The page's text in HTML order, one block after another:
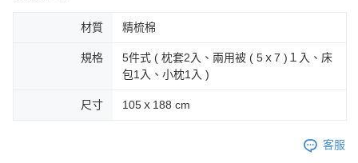
材質 精梳棉
規格
5件式 ( 枕套2入、兩用被 ( 5ｘ7 )１入、床
包1入、小枕1入 )
尺寸 105ｘ188 cm
客服